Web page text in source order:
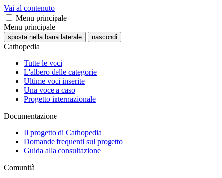
Vai al contenuto
Menu principale
Menu principale
sposta nella barra laterale nascondi
Cathopedia
Tutte le voci
L'albero delle categorie
Ultime voci inserite
Una voce a caso
Progetto internazionale
Documentazione
Il progetto di Cathopedia
Domande frequenti sul progetto
Guida alla consultazione
Comunità